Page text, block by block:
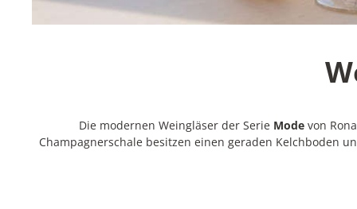
Die modernen Weingläser der Serie Modevon
Champagnerschale besitzen einen geraden Kelchboden